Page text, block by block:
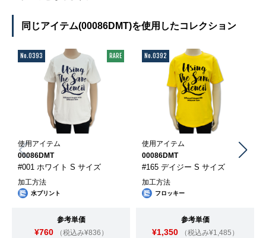
同じアイテム(00086DMT)を使用したコレクション
No.0393 RARE
使用アイテム
00086DMT
#001 ホワイト S サイズ
加工方法
水プリント
参考単価
¥760 （税込み¥836）
No.0392
使用アイテム
00086DMT
#165 デイジー S サイズ
加工方法
フロッキー
参考単価
¥1,350 （税込み¥1,485）